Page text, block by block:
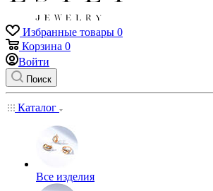
Избранные товары 0
Корзина 0
Войти
Поиск
Каталог
Все изделия